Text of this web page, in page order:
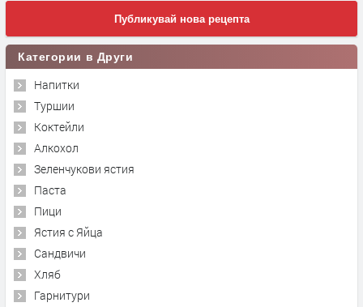
Публикувай нова рецепта
Категории в Други
Напитки
Туршии
Коктейли
Алкохол
Зеленчукови ястия
Паста
Пици
Ястия с Яйца
Сандвичи
Хляб
Гарнитури